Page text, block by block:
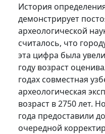
История
демонстрирует
археологической
считалось, что
эта цифра была
году возраст
годах совместная
археологическая
возраст в 2750 лет.
года предоставили
очередной